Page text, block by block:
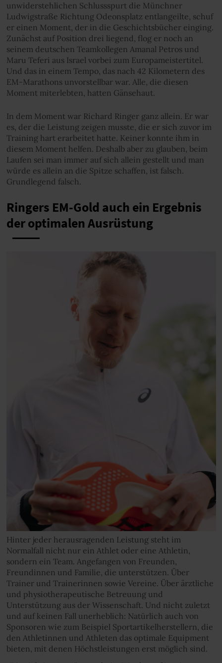
unwiderstehlichen Schlussspurt die Münchner
Ludwigstraße Richtung Odeonsplatz entlangeilte, schuf
er einen Moment, der in die Geschichtsbücher einging.
Zunächst auf Position drei liegend, flog er noch an
seinem deutschen Teamkollegen Amanal Petros und
Maru Teferi aus Israel vorbei zum Europameistertitel.
Und das in einem Tempo, das nach 42 Kilometern des
EM-Marathons unvorstellbar war. Alle, die diesen
Moment miterlebten, hatten Gänsehaut.
In dem Moment war Richard Ringer ganz allein. Er war
es, der die Leistung zeigen musste, die er sich zuvor im
Training hart erarbeitet hatte. Keiner konnte ihm in
diesem Moment helfen. Deshalb aber zu glauben, beim
Laufen sei man immer auf sich allein gestellt und man
würde es allein an die Spitze schaffen, ist falsch.
Grundlegend falsch.
Ringers EM-Gold auch ein Ergebnis
der optimalen Ausrüstung
Hinter jeder herausragenden Leistung steht im
Normalfall nicht nur ein Athlet oder eine Athletin,
sondern ein Team. Angefangen von Freunden,
Freundinnen und Familie, die unterstützen. Über
Trainer und Trainerinnen sowie Vereine. Über ärztliche
und physiotherapeutische Betreuung und
Unterstützung aus der Wissenschaft. Und nicht zuletzt
und auf keinen Fall unerheblich: Natürlich auch von
Sponsoren wie zum Beispiel Sportartikelherstellern, die
den Athletinnen und Athleten das optimale Equipment
bieten, mit denen Höchstleistungen erst möglich sind.